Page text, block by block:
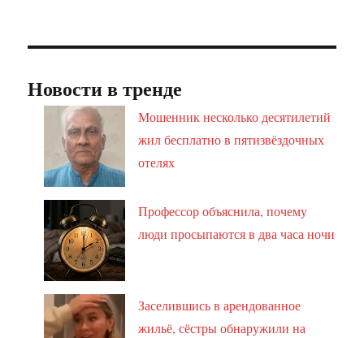
Новости в тренде
Мошенник несколько десятилетий
жил бесплатно в пятизвёздочных
отелях
Профессор объяснила, почему
люди просыпаются в два часа ночи
Заселившись в арендованное
жильё, сёстры обнаружили на